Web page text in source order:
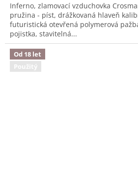
Inferno, zlamovací vzduchovka
pružina - píst, drážkovaná hlaveň
futuristická otevřená polymerová
pojistka, stavitelná...
Od 18 let
Použitý